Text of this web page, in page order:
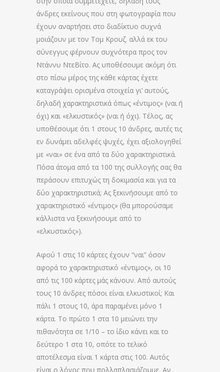
άνδρες εκείνους που στη φωτογραφία που
έχουν αναρτήσει στο διαδίκτυο συχνά
μοιάζουν με τον Τομ Κρουζ. αλλά εκ του
σύνεγγυς φέρνουν συχνότερα προς τον
Ντάννυ ΝτεΒίτο. Ας υποθέσουμε ακόμη ότι
στο πίσω μέρος της κάθε κάρτας έχετε
καταγράψει ορισμένα στοιχεία γι’ αυτούς,
δηλαδή χαρακτηριστικά όπως «έντιμος» (ναι ή
όχι) και «ελκυστικός» (ναι ή όχι). Τέλος, ας
υποθέσουμε ότι 1 στους 10 άνδρες, αυτές τις
εν δυνάμει αδελφές ψυχές, έχει αξιολογηθεί
με «ναι» σε ένα από τα δύο χαρακτηριστικά.
Πόσα άτομα από τα 100 της συλλογής σας θα
περάσουν επιτυχώς τη δοκιμασία και για τα
δύο χαρακτηριστικά; Ας ξεκινήσουμε από το
χαρακτηριστικό «έντιμος» (θα μπορούσαμε
κάλλιστα να ξεκινήσουμε από το
«ελκυστικός»).
Αφού 1 στις 10 κάρτες έχουν “ναι” όσον
αφορά το χαρακτηριστικό «έντιμος», οι 10
από τις 100 κάρτες μάς κάνουν. Από αυτούς
τους 10 άνδρες πόσοι είναι ελκυστικοί; Και
πάλι 1 στους 10, άρα παραμένει μόνο 1
κάρτα. Το πρώτο 1 στα 10 μειώνει την
πιθανότητα σε 1/10 – το ίδιο κάνει και το
δεύτερο 1 στα 10, οπότε το τελικό
αποτέλεσμα είναι 1 κάρτα στις 100. Αυτός
είναι ο λόγος που πολλαπλασιάζουμε. Αν